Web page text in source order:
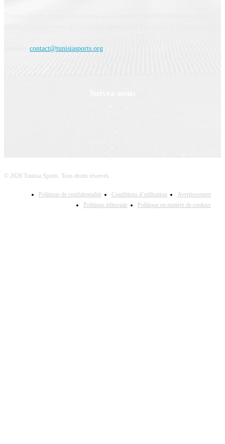
contact@tunisiasports.org
© 2026 Tunisia Sports. Tous droits réservés.
Politique de confidentialité Conditions d’utilisation
Avertissement
Politique éditoriale
Politique en matière de cookies